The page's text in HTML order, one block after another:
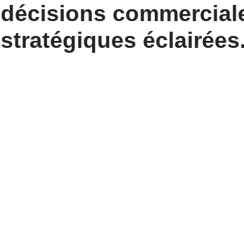
décisions
stratégiques éclairées.